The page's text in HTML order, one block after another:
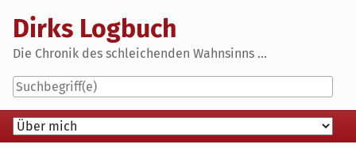
content
Dirks Logbuch
Die Chronik des schleichenden Wahnsinns ...
Navigation